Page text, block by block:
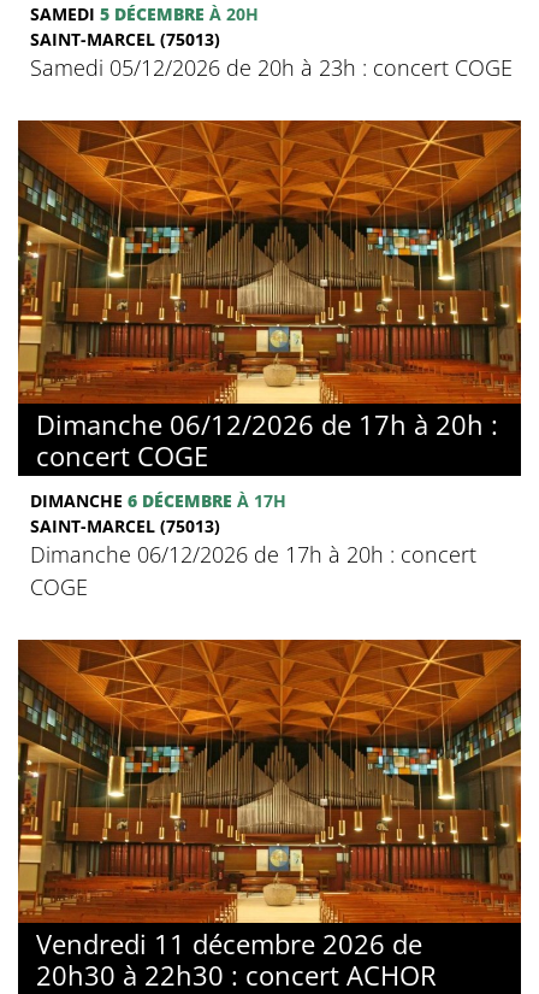
SAMEDI 5 DÉCEMBRE À 20H
SAINT-MARCEL (75013)
Samedi 05/12/2026 de 20h à 23h : concert COGE
Dimanche 06/12/2026 de 17h à 20h :
concert COGE
DIMANCHE 6 DÉCEMBRE À 17H
SAINT-MARCEL (75013)
Dimanche 06/12/2026 de 17h à 20h : concert
COGE
Vendredi 11 décembre 2026 de
20h30 à 22h30 : concert ACHOR